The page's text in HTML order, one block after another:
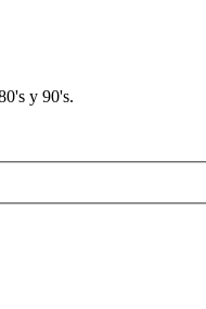
y 90's.